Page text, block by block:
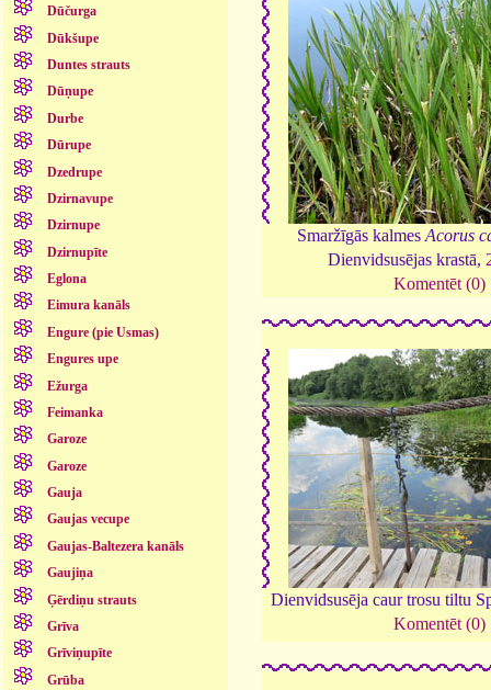
Dūčurga
Dūkšupe
Duntes strauts
Dūņupe
Durbe
Dūrupe
Dzedrupe
Dzirnavupe
Dzirnupe
Dzirnupīte
Eglona
Eimura kanāls
Engure (pie Usmas)
Engures upe
Ežurga
Feimanka
Garoze
Garoze
Gauja
Gaujas vecupe
Gaujas-Baltezera kanāls
Gaujiņa
Ģērdiņu strauts
Grīva
Grīviņupīte
Grūba
Smaržīgās kalmes Acorus
Dienvidsusējas krastā,
Komentēt (0)
Dienvidsusēja caur trosu tiltu
Komentēt (0)